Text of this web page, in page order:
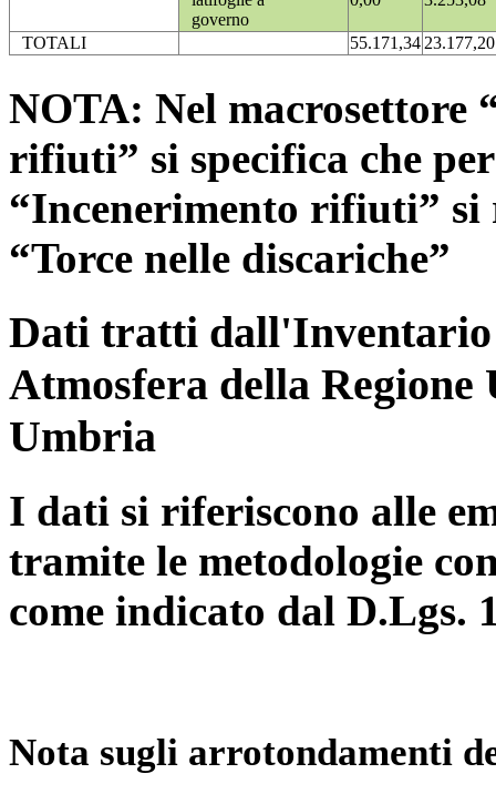
governo
TOTALI 55.171,3423.177,20
NOTA: Nel macrosettore
rifiuti” si specifica che
“Incenerimento rifiuti”
“Torce nelle discariche”
Dati tratti dall'Inventario
Atmosfera della
Umbria
I dati si riferiscono alle
tramite le metodologie
come indicato dal D.Lgs.
Nota sugli arrotondamenti